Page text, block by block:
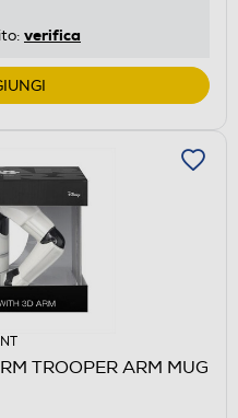
verifica
TROOPER ARM MUG